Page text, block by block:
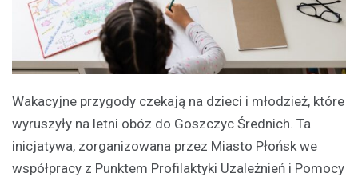
Wakacyjne przygody czekają na dzieci i młodzież, które
wyruszyły na letni obóz do Goszczyc Średnich. Ta
inicjatywa, zorganizowana przez Miasto Płońsk we
współpracy z Punktem Profilaktyki Uzależnień i Pomocy